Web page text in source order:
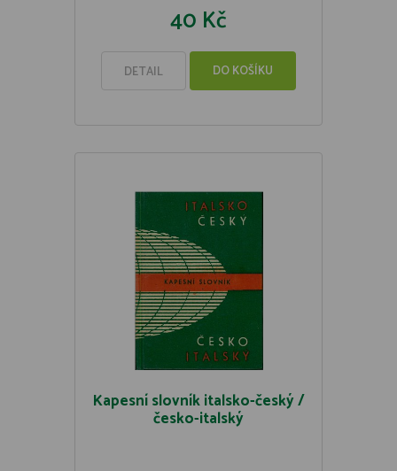
40 Kč
DETAIL DO KOŠÍKU
Kapesní slovník italsko-český /
česko-italský